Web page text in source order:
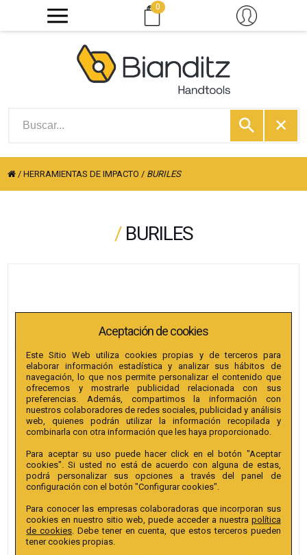
0
/HERRAMIENTAS DE IMPACTO / BURILES
/ BURILES
BURIL BIANDITZ 4X9X185MM 1U.
7,25€
Aceptación de cookies
Este Sitio Web utiliza cookies propias y de terceros para
elaborar información estadística y analizar sus hábitos de
navegación, lo que nos permite personalizar el contenido que
ofrecemos y mostrarle publicidad relacionada con sus
preferencias. Además, compartimos la información con
nuestros colaboradores de redes sociales, publicidad y análisis
web, quienes podrán utilizar la información recopilada y
combinarla con otra información que les haya proporcionado.
Para aceptar su uso puede hacer click en el botón "Aceptar
cookies". Si usted no está de acuerdo con alguna de estas,
podrá personalizar sus opciones a través del panel de
configuración con el botón "Configurar cookies".
Para conocer las empresas colaboradoras que incorporan sus
cookies en nuestro sitio web, puede acceder a nuestra política
de cookies. Debe tener en cuenta, que estos terceros pueden
tener cookies propias.